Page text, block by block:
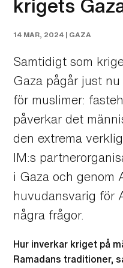
krigets
14 MAR, 2024 | GAZA
Samtidigt som
Gaza pågår just
för muslimer:
påverkar det
den extrema
IM:s
i Gaza och genom
huvudansvarig för
några frågor.
Hur inverkar kriget på
Ramadans traditioner,